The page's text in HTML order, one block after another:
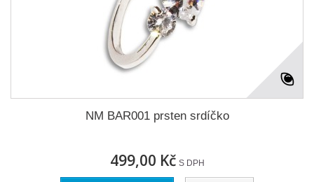
NM BAR001 prsten srdíčko
499,00 Kč S DPH